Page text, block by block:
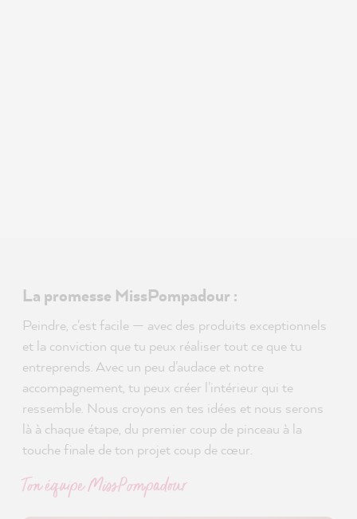
La promesse MissPompadour :
Peindre, c'est facile — avec des produits exceptionnels
et la conviction que tu peux réaliser tout ce que tu
entreprends. Avec un peu d'audace et notre
accompagnement, tu peux créer l'intérieur qui te
ressemble. Nous croyons en tes idées et nous serons
là à chaque étape, du premier coup de pinceau à la
touche finale de ton projet coup de cœur.
Ton équipe MissPompadour